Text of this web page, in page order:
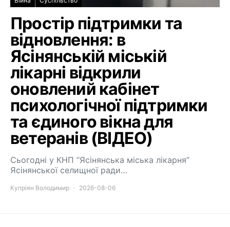
Простір підтримки та
відновлення: в
Ясінянській міській
лікарні відкрили
оновлений кабінет
психологічної підтримки
та єдиного вікна для
ветеранів (ВІДЕО)
Сьогодні у КНП “Ясінянська міська лікарня”
Ясінянської селищної ради…
Купріян Володимир 2026-08-06